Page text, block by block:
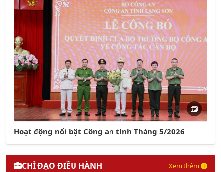
Hoạt động nổi bật Công an tỉnh Tháng 5/2026
CHỈ ĐẠO ĐIỀU HÀNH Xem thêm